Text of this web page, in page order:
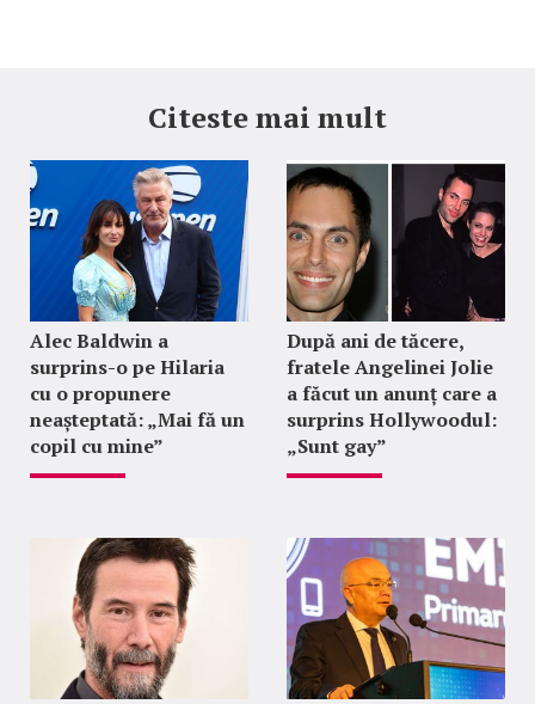
Citeste mai mult
Alec Baldwin a
surprins-o pe Hilaria
cu o propunere
neașteptată: „Mai fă un
copil cu mine”
După ani de tăcere,
fratele Angelinei Jolie
a făcut un anunț care a
surprins Hollywoodul:
„Sunt gay”